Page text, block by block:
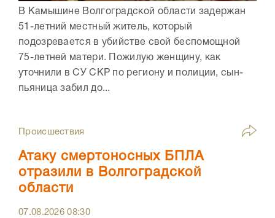
В Камышине Волгоградской области задержан
51-летний местный житель, который
подозревается в убийстве свой беспомощной
75-летней матери. Пожилую женщину, как
уточнили в СУ СКР по региону и полиции, сын-
пьяница забил до...
Происшествия
Атаку смертоносных БПЛА
отразили в Волгоградской
области
07.08.202608:30